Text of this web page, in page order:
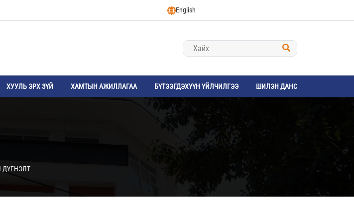
English
ХУУЛЬ ЭРХ ЗҮЙ ХАМТЫН АЖИЛЛАГАА БҮТЭЭГДЭХҮҮН ҮЙЛЧИЛГЭЭ ШИЛЭН ДАНС